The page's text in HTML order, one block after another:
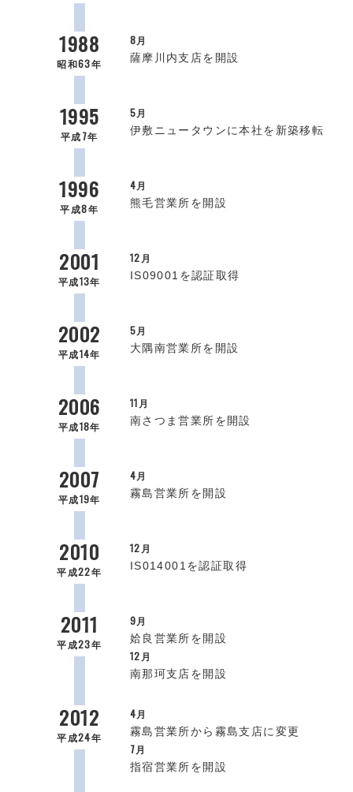
1988
昭和63年
8月
薩摩川内支店を開設
1995
平成7年
5月
伊敷ニュータウンに本社を新築移転
1996
平成8年
4月
熊毛営業所を開設
2001
平成13年
12月
IS09001を認証取得
2002
平成14年
5月
大隅南営業所を開設
2006
平成18年
11月
南さつま営業所を開設
2007
平成19年
4月
霧島営業所を開設
2010
平成22年
12月
IS014001を認証取得
2011
平成23年
9月
姶良営業所を開設
12月
南那珂支店を開設
2012
平成24年
4月
霧島営業所から霧島支店に変更
7月
指宿営業所を開設